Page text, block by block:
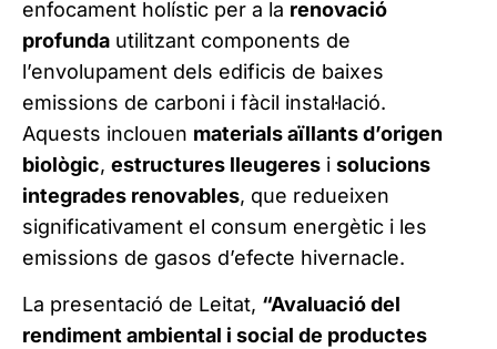
enfocament holístic per a la renovació
profunda utilitzant components de
l’envolupament dels edificis de baixes
emissions de carboni i fàcil instal·lació.
Aquests inclouen materials aïllants d’origen
biològic, estructures lleugeres i solucions
integrades renovables, que redueixen
significativament el consum energètic i les
emissions de gasos d’efecte hivernacle.
La presentació de Leitat, “Avaluació del
rendiment ambiental i social de productes